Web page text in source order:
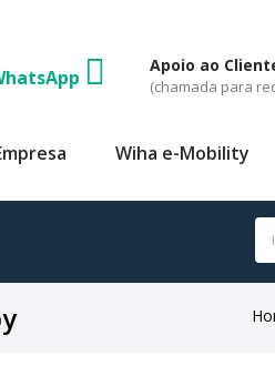
Apoio ao
(chamada para
Wiha e-Mobility